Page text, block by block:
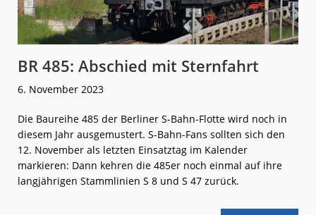
BR 485: Abschied mit Sternfahrt
6. November 2023
Die Baureihe 485 der Berliner S-Bahn-Flotte wird noch in
diesem Jahr ausgemustert. S-Bahn-Fans sollten sich den
12. November als letzten Einsatztag im Kalender
markieren: Dann kehren die 485er noch einmal auf ihre
langjährigen Stammlinien S 8 und S 47 zurück.